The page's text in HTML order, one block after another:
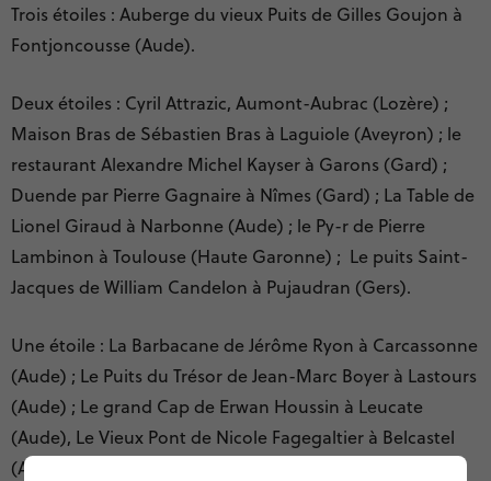
Trois étoiles : Auberge du vieux Puits de Gilles Goujon à
Fontjoncousse (Aude).
Deux étoiles : Cyril Attrazic, Aumont-Aubrac (Lozère) ;
Maison Bras de Sébastien Bras à Laguiole (Aveyron) ; le
restaurant Alexandre Michel Kayser à Garons (Gard) ;
Duende par Pierre Gagnaire à Nîmes (Gard) ; La Table de
Lionel Giraud à Narbonne (Aude) ; le Py-r de Pierre
Lambinon à Toulouse (Haute Garonne) ; Le puits Saint-
Jacques de William Candelon à Pujaudran (Gers).
Une étoile : La Barbacane de Jérôme Ryon à Carcassonne
(Aude) ; Le Puits du Trésor de Jean-Marc Boyer à Lastours
(Aude) ; Le grand Cap de Erwan Houssin à Leucate
(Aude), Le Vieux Pont de Nicole Fagegaltier à Belcastel
(Aveyron) ; Le Belvédère de Guillaume Viala à Bozouls